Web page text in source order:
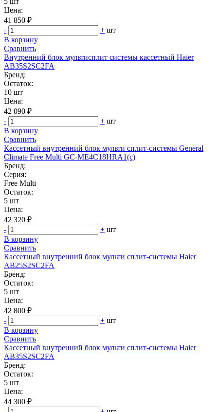
Цена:
41 850 ₽
-
+ шт
В корзину
Сравнить
Внутренний блок мультисплит системы кассетный Haier
AB35S2SC2FA
Бренд:
Остаток:
10 шт
Цена:
42 090 ₽
-
+ шт
В корзину
Сравнить
Кассетный внутренний блок мульти сплит-системы General
Climate Free Multi GC-ME4С18HRA1(с)
Бренд:
Серия:
Free Multi
Остаток:
5 шт
Цена:
42 320 ₽
-
+ шт
В корзину
Сравнить
Кассетный внутренний блок мульти сплит-системы Haier
AB25S2SC2FA
Бренд:
Остаток:
5 шт
Цена:
42 800 ₽
-
+ шт
В корзину
Сравнить
Кассетный внутренний блок мульти сплит-системы Haier
AB35S2SC2FA
Бренд:
Остаток:
5 шт
Цена:
44 300 ₽